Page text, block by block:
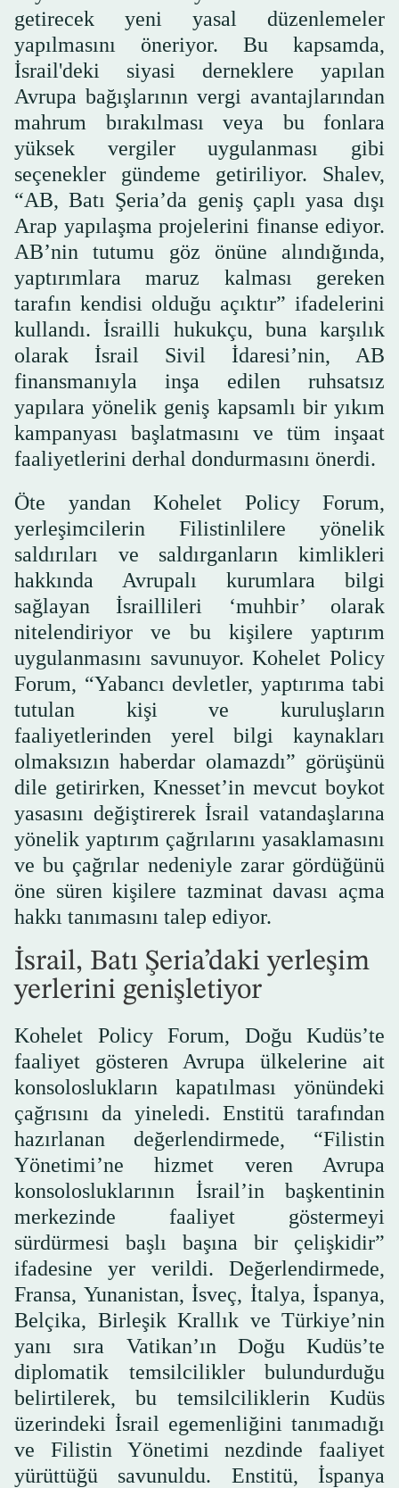
getirecek yeni yasal düzenlemeler
yapılmasını öneriyor. Bu kapsamda,
İsrail'deki siyasi derneklere yapılan
Avrupa bağışlarının vergi avantajlarından
mahrum bırakılması veya bu fonlara
yüksek vergiler uygulanması gibi
seçenekler gündeme getiriliyor. Shalev,
“AB, Batı Şeria’da geniş çaplı yasa dışı
Arap yapılaşma projelerini finanse ediyor.
AB’nin tutumu göz önüne alındığında,
yaptırımlara maruz kalması gereken
tarafın kendisi olduğu açıktır” ifadelerini
kullandı. İsrailli hukukçu, buna karşılık
olarak İsrail Sivil İdaresi’nin, AB
finansmanıyla inşa edilen ruhsatsız
yapılara yönelik geniş kapsamlı bir yıkım
kampanyası başlatmasını ve tüm inşaat
faaliyetlerini derhal dondurmasını önerdi.
Öte yandan Kohelet Policy Forum,
yerleşimcilerin Filistinlilere yönelik
saldırıları ve saldırganların kimlikleri
hakkında Avrupalı kurumlara bilgi
sağlayan İsraillileri ‘muhbir’ olarak
nitelendiriyor ve bu kişilere yaptırım
uygulanmasını savunuyor. Kohelet Policy
Forum, “Yabancı devletler, yaptırıma tabi
tutulan kişi ve kuruluşların
faaliyetlerinden yerel bilgi kaynakları
olmaksızın haberdar olamazdı” görüşünü
dile getirirken, Knesset’in mevcut boykot
yasasını değiştirerek İsrail vatandaşlarına
yönelik yaptırım çağrılarını yasaklamasını
ve bu çağrılar nedeniyle zarar gördüğünü
öne süren kişilere tazminat davası açma
hakkı tanımasını talep ediyor.
İsrail, Batı Şeria’daki yerleşim
yerlerini genişletiyor
Kohelet Policy Forum, Doğu Kudüs’te
faaliyet gösteren Avrupa ülkelerine ait
konsoloslukların kapatılması yönündeki
çağrısını da yineledi. Enstitü tarafından
hazırlanan değerlendirmede, “Filistin
Yönetimi’ne hizmet veren Avrupa
konsolosluklarının İsrail’in başkentinin
merkezinde faaliyet göstermeyi
sürdürmesi başlı başına bir çelişkidir”
ifadesine yer verildi. Değerlendirmede,
Fransa, Yunanistan, İsveç, İtalya, İspanya,
Belçika, Birleşik Krallık ve Türkiye’nin
yanı sıra Vatikan’ın Doğu Kudüs’te
diplomatik temsilcilikler bulundurduğu
belirtilerek, bu temsilciliklerin Kudüs
üzerindeki İsrail egemenliğini tanımadığı
ve Filistin Yönetimi nezdinde faaliyet
yürüttüğü savunuldu. Enstitü, İspanya